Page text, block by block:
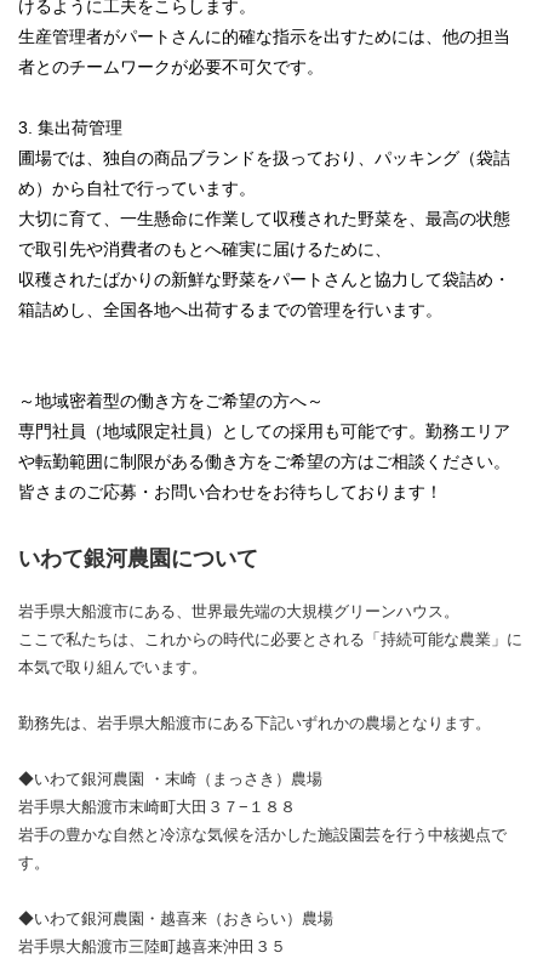
けるように工夫をこらします。
生産管理者がパートさんに的確な指示を出すためには、他の担当
者とのチームワークが必要不可欠です。
3. 集出荷管理
圃場では、独自の商品ブランドを扱っており、パッキング（袋詰
め）から自社で行っています。
大切に育て、一生懸命に作業して収穫された野菜を、最高の状態
で取引先や消費者のもとへ確実に届けるために、
収穫されたばかりの新鮮な野菜をパートさんと協力して袋詰め・
箱詰めし、全国各地へ出荷するまでの管理を行います。
～地域密着型の働き方をご希望の方へ～
専門社員（地域限定社員）としての採用も可能です。勤務エリア
や転勤範囲に制限がある働き方をご希望の方はご相談ください。
皆さまのご応募・お問い合わせをお待ちしております！
いわて銀河農園について
岩手県大船渡市にある、世界最先端の大規模グリーンハウス。
ここで私たちは、これからの時代に必要とされる「持続可能な農業」に
本気で取り組んでいます。
勤務先は、岩手県大船渡市にある下記いずれかの農場となります。
◆いわて銀河農園 ・末崎（まっさき）農場
岩手県大船渡市末崎町大田３７−１８８
岩手の豊かな自然と冷涼な気候を活かした施設園芸を行う中核拠点で
す。
◆いわて銀河農園・越喜来（おきらい）農場
岩手県大船渡市三陸町越喜来沖田３５